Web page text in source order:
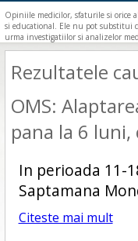
Opiniile medicilor, sfaturile si orice
si educational. Ele nu pot substitui
urma investigatiilor si analizelor
Rezultatele
OMS:
pana la 6
In perioada 11-
Saptamana
Citeste mai mult